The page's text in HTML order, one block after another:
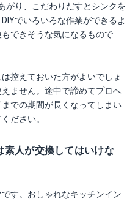
がり、こだわりだすとシンクを
でいろいろな作業ができるよ
できそうな気になるもので
控えておいた方がよいでしょ
ません。途中で諦めてプロへ
での期間が長くなってしまい
ださい。
素人が交換してはいけな
す。おしゃれなキッチンイン